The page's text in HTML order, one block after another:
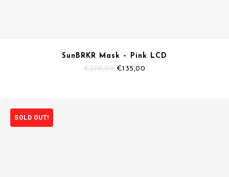
SunBRKR Mask – Pink LCD
€270,00 Il
€135,00
SOLD OUT!